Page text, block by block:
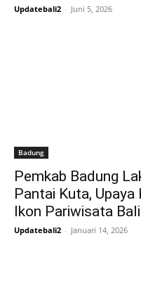
Updatebali2 - Juni 5, 2026
Badung
Pemkab Badung
Pantai Kuta, Upaya
Ikon Pariwisata Bali
Updatebali2 - Januari 14, 2026